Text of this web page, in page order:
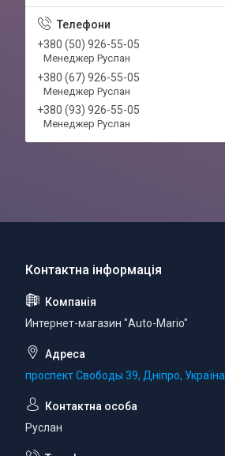
+380 (50) 926-55-05
Менеджер Руслан
+380 (67) 926-55-05
Менеджер Руслан
+380 (93) 926-55-05
Менеджер Руслан
Интернет-магазин "Auto-Mario"
проспект Свободы 39, Дніпро, Україна
Руслан